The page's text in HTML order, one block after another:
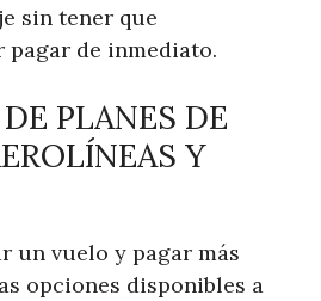
sin tener que
de inmediato.
PLANES DE
Y
un vuelo y pagar más
opciones disponibles a